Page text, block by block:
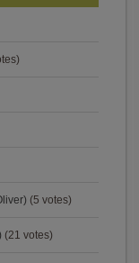
(5 votes)
(21 votes)